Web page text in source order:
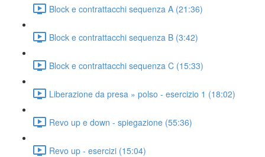
Block e contrattacchi sequenza A (21:36)
Block e contrattacchi sequenza B (3:42)
Block e contrattacchi sequenza C (15:33)
Liberazione da presa » polso - esercizio 1 (18:02)
Revo up e down - spiegazione (55:36)
Revo up - esercizi (15:04)